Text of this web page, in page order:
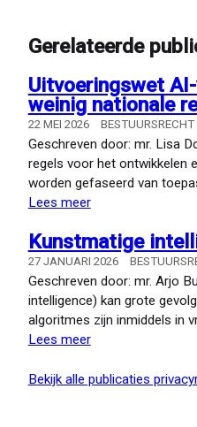
Gerelateerde
Uitvoeringswet
weinig nationale
22 MEI 2026 BESTUURSRECHT
Geschreven door: mr. Lisa
regels voor het ontwikkelen
worden gefaseerd van
Lees meerover
AI-
verordening:
veel
toezichthouders,
weinig
nationale
Kunstmatige
27 JANUARI 2026
Geschreven door: mr. Arjo
intelligence) kan grote
algoritmes zijn inmiddels in
Lees meerover
intelligentie
bekijk alle publicaties